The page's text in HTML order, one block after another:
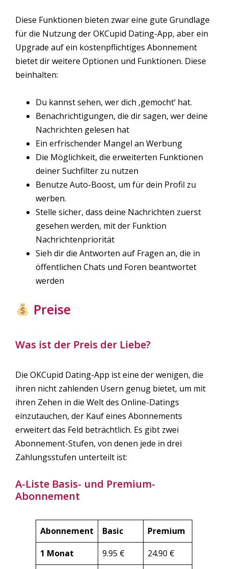
Diese Funktionen bieten zwar eine gute Grundlage
für die Nutzung der OKCupid Dating-App, aber ein
Upgrade auf ein kostenpflichtiges Abonnement
bietet dir weitere Optionen und Funktionen. Diese
beinhalten:
Du kannst sehen, wer dich ‚gemocht‘ hat.
Benachrichtigungen, die dir sagen, wer deine
Nachrichten gelesen hat
Ein erfrischender Mangel an Werbung
Die Möglichkeit, die erweiterten Funktionen
deiner Suchfilter zu nutzen
Benutze Auto-Boost, um für dein Profil zu
werben.
Stelle sicher, dass deine Nachrichten zuerst
gesehen werden, mit der Funktion
Nachrichtenpriorität
Sieh dir die Antworten auf Fragen an, die in
öffentlichen Chats und Foren beantwortet
werden
Preise
Was ist der Preis der Liebe?
Die OKCupid Dating-App ist eine der wenigen, die
ihren nicht zahlenden Usern genug bietet, um mit
ihren Zehen in die Welt des Online-Datings
einzutauchen, der Kauf eines Abonnements
erweitert das Feld beträchtlich. Es gibt zwei
Abonnement-Stufen, von denen jede in drei
Zahlungsstufen unterteilt ist:
A-Liste Basis- und Premium-
Abonnement
Abonnement Basic
Premium
1 Monat
9.95 € 24.90 €